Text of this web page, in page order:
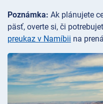
Poznámka: Ak plánujete
päsť, overte si, či
preukaz v Namíbii na